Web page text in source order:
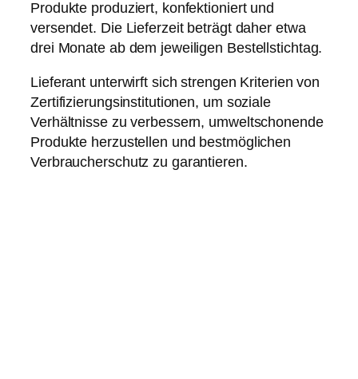
Produkte produziert, konfektioniert und
versendet. Die Lieferzeit beträgt daher etwa
drei Monate ab dem jeweiligen Bestellstichtag.
Lieferant unterwirft sich strengen Kriterien von
Zertifizierungsinstitutionen, um soziale
Verhältnisse zu verbessern, umweltschonende
Produkte herzustellen und bestmöglichen
Verbraucherschutz zu garantieren.